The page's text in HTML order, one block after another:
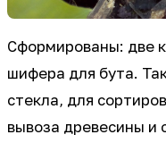
Сформированы: две
шифера для бута.
стекла, для
вывоза древесины и